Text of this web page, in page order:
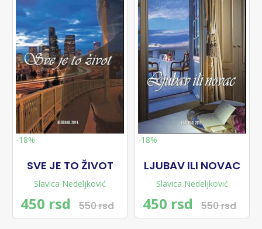
-18%
SVE JE TO ŽIVOT
Slavica Nedeljković
450 rsd 550 rsd
-18%
LJUBAV ILI NOVAC
Slavica Nedeljković
450 rsd 550 rsd